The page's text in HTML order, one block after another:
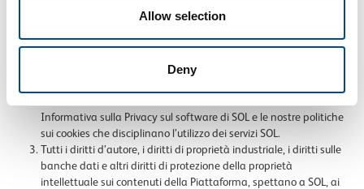
Allow selection
Deny
garantiscono che tutte le informazioni personali fornite siano
aggiornate e veritiere e di essere in possesso di tutte le licenze,
permessi o approvazioni necessarie al fine di usare queste
informazioni nel rispetto della privacy dell’Utente e della
Informativa sulla Privacy sul software di SOL e le nostre politiche
sui cookies che disciplinano l’utilizzo dei servizi SOL.
Tutti i diritti d’autore, i diritti di proprietà industriale, i diritti sulle
banche dati e altri diritti di protezione della proprietà
intellettuale sui contenuti della Piattaforma, spettano a SOL, ai